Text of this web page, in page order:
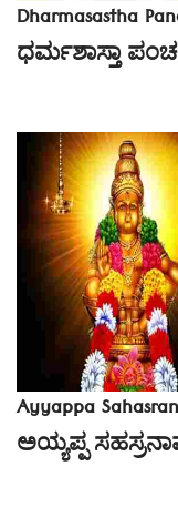
Dharmasastha
ಧರ್ಮಶಾಸ್ತಾ
Ayyappa
ಅಯ್ಯಪ್ಪ